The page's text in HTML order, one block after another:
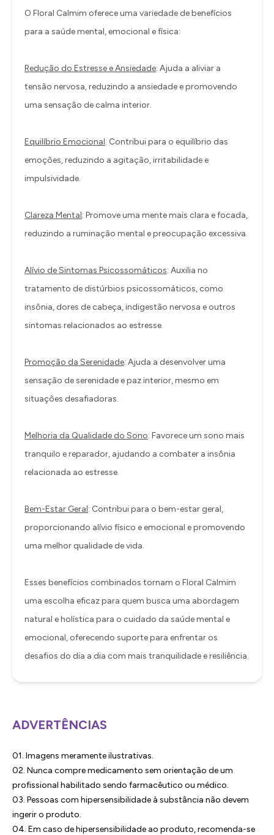
O Floral Calmim oferece uma variedade de benefícios
para a saúde mental, emocional e física:
Redução do Estresse e Ansiedade: Ajuda a aliviar a
tensão nervosa, reduzindo a ansiedade e promovendo
uma sensação de calma interior.
Equilíbrio Emocional: Contribui para o equilíbrio das
emoções, reduzindo a agitação, irritabilidade e
impulsividade.
Clareza Mental: Promove uma mente mais clara e focada,
reduzindo a ruminação mental e preocupação excessiva.
Alívio de Sintomas Psicossomáticos: Auxilia no
tratamento de distúrbios psicossomáticos, como
insônia, dores de cabeça, indigestão nervosa e outros
sintomas relacionados ao estresse.
Promoção da Serenidade: Ajuda a desenvolver uma
sensação de serenidade e paz interior, mesmo em
situações desafiadoras.
Melhoria da Qualidade do Sono: Favorece um sono mais
tranquilo e reparador, ajudando a combater a insônia
relacionada ao estresse.
Bem-Estar Geral: Contribui para o bem-estar geral,
proporcionando alívio físico e emocional e promovendo
uma melhor qualidade de vida.
Esses benefícios combinados tornam o Floral Calmim
uma escolha eficaz para quem busca uma abordagem
natural e holística para o cuidado da saúde mental e
emocional, oferecendo suporte para enfrentar os
desafios do dia a dia com mais tranquilidade e resiliência.
ADVERTÊNCIAS
01. Imagens meramente ilustrativas.
02. Nunca compre medicamento sem orientação de um
profissional habilitado sendo farmacêutico ou médico.
03. Pessoas com hipersensibilidade à substância não devem
ingerir o produto.
04. Em caso de hipersensibilidade ao produto, recomenda-se